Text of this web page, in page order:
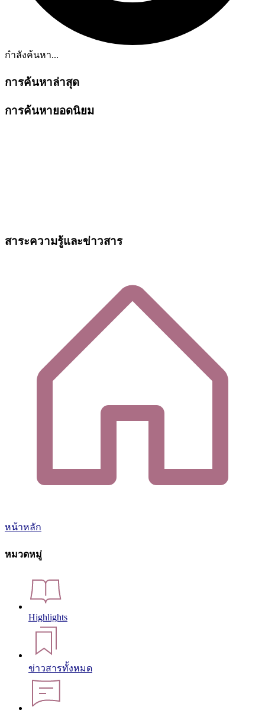
กำลังค้นหา...
การค้นหาล่าสุด
การค้นหายอดนิยม
สาระความรู้และข่าวสาร
หน้าหลัก
หมวดหมู่
Highlights
ข่าวสารทั้งหมด